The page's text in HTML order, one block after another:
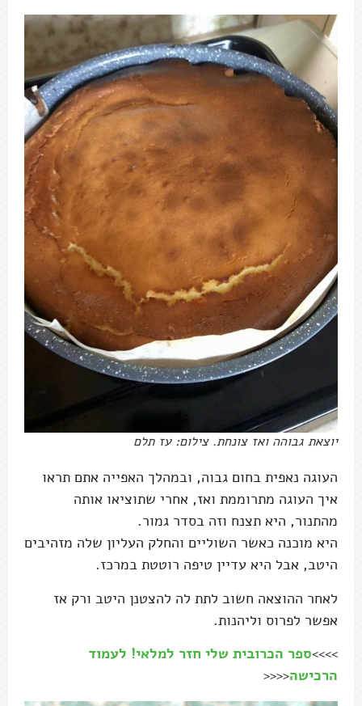
יוצאת גבוהה ואז צונחת. צילום: עז תלם
העוגה נאפית בחום גבוה, ובמהלך האפייה אתם תראו
איך העוגה מתרוממת ואז, אחרי שתוציאו אותה
מהתנור, היא תצנח וזה בסדר גמור.
היא מוכנה כאשר השוליים והחלק העליון שלה מזהיבים
היטב, אבל היא עדיין טיפה רוטטת במרכז.
לאחר ההוצאה חשוב לתת לה להצטנן היטב ורק אז
אפשר לפרוס וליהנות.
>>>>ספר הכרובית שלי חזר למלאי! לעמוד
הרכישה<<<<